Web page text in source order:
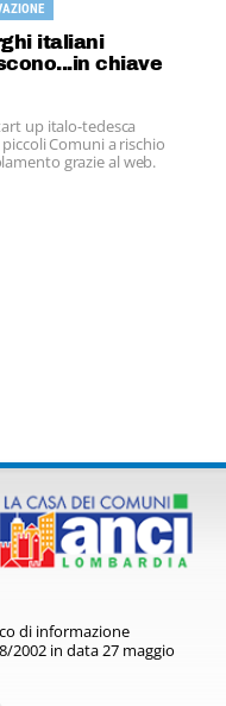
italiani
chiave
up italo-tedesca
piccoli Comuni a rischio
grazie al web.
di informazione
2002 in data 27 maggio